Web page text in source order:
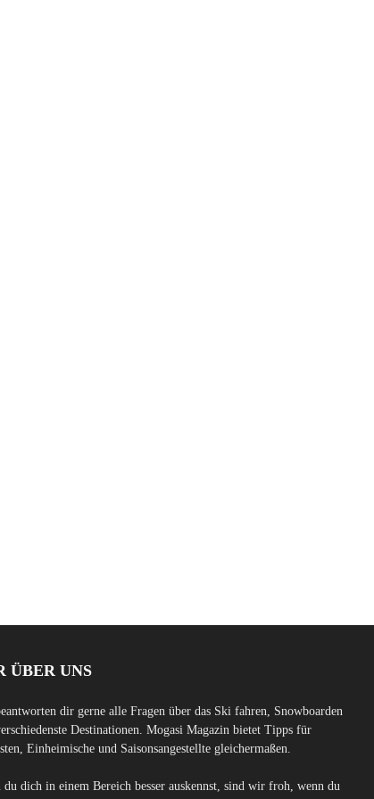
ÜBER UNS
dir gerne alle Fragen über das Ski fahren, Snowboarden
Destinationen. Mogasi Magazin bietet Tipps für
Einheimische und Saisonsangestellte gleichermaßen.
du dich in einem Bereich besser auskennst, sind wir froh, wenn du